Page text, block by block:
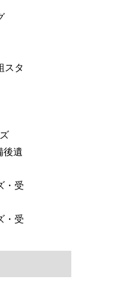
スタ
後遺
・受
・受